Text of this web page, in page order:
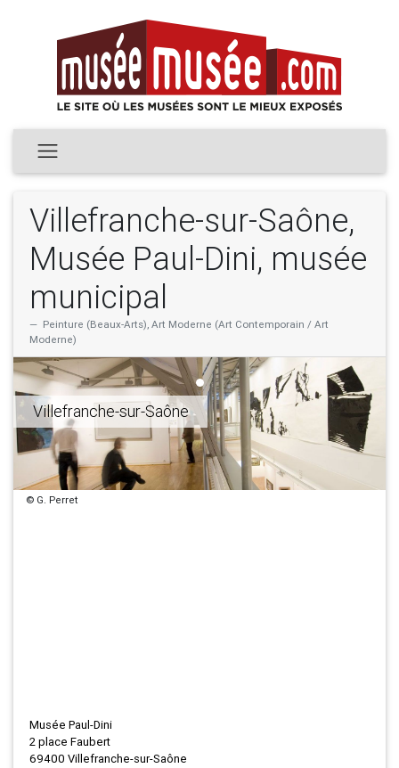
Villefranche-sur-Saône,
Musée Paul-Dini, musée
municipal
Peinture (Beaux-Arts), Art Moderne (Art Contemporain / Art
Moderne)
Villefranche-sur-Saône
© G. Perret
Musée Paul-Dini
2 place Faubert
69400 Villefranche-sur-Saône